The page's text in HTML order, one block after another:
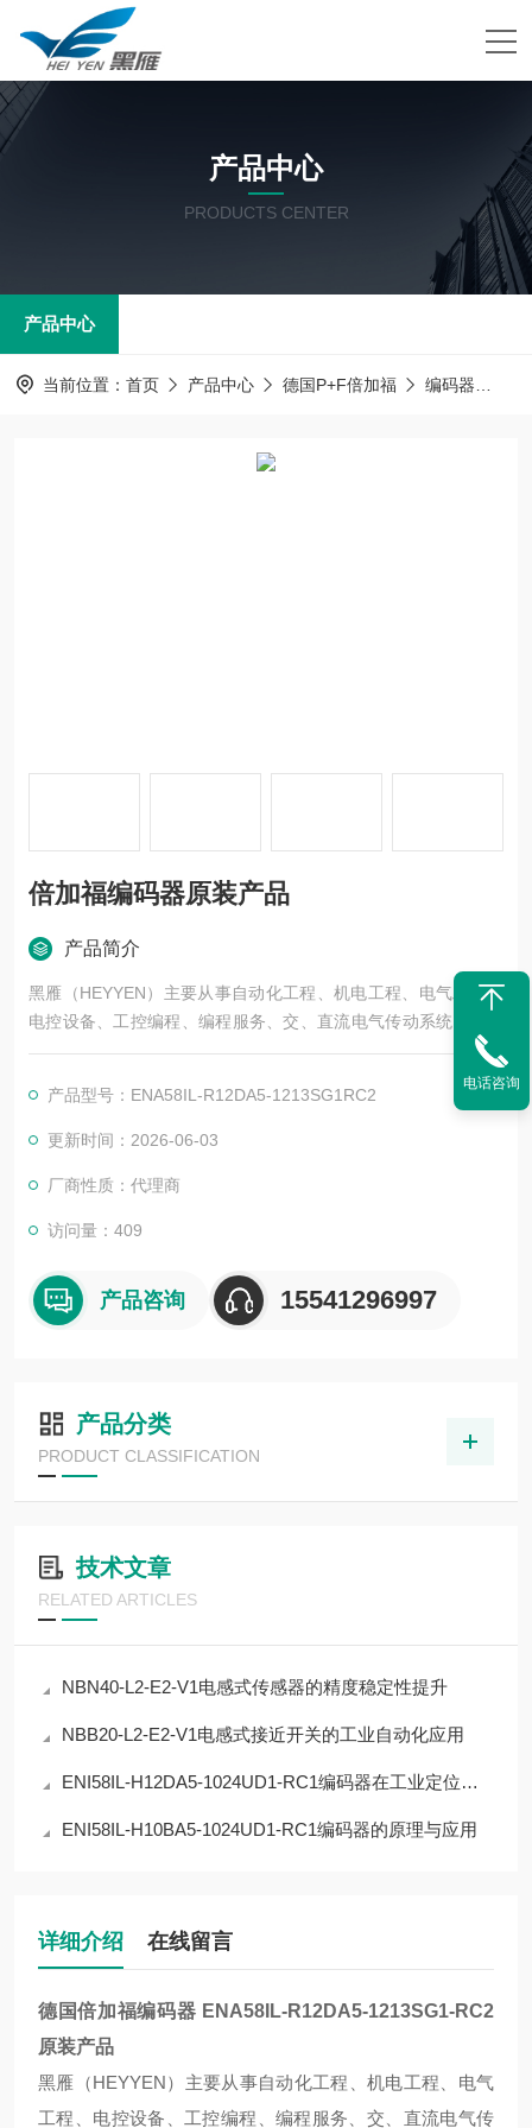
产品中心
PRODUCTS CENTER
产品中心
当前位置： 首页 产品中心 德国P+F倍加福 编码器
倍加福编码器原装产品
产品简介
黑雁（HEYYEN）主要从事自动化工程、机电工程、电气工程、
电控设备、工控编程、编程服务、交、直流电气传动系统、自动
化控制系统及其装置的研究与服务，不但可以独立承包工程项
目，还可为用户设计开发*的自动化控制系统并直接提供成套的现
代化电控设备。
服务行业涉及冶金、石油、化工、纺织、食品、制药、电力、环
倍加福编码器DVM58N-011AGROBN-1416
产品型号：ENA58IL-R12DA5-1213SG1RC2
更新时间：2026-06-03
厂商性质：代理商
访问量：409
产品咨询 15541296997
产品分类
PRODUCT CLASSIFICATION
技术文章
RELATED ARTICLES
NBN40-L2-E2-V1电感式传感器的精度稳定性提升
NBB20-L2-E2-V1电感式接近开关的工业自动化应用
ENI58IL-H12DA5-1024UD1-RC1编码器在工业定位中的应用
ENI58IL-H10BA5-1024UD1-RC1编码器的原理与应用
详细介绍 在线留言
德国倍加福编码器 ENA58IL-R12DA5-1213SG1-RC2
原装产品
黑雁（HEYYEN）主要从事自动化工程、机电工程、电气
工程、电控设备、工控编程、编程服务、交、直流电气传
电话咨询